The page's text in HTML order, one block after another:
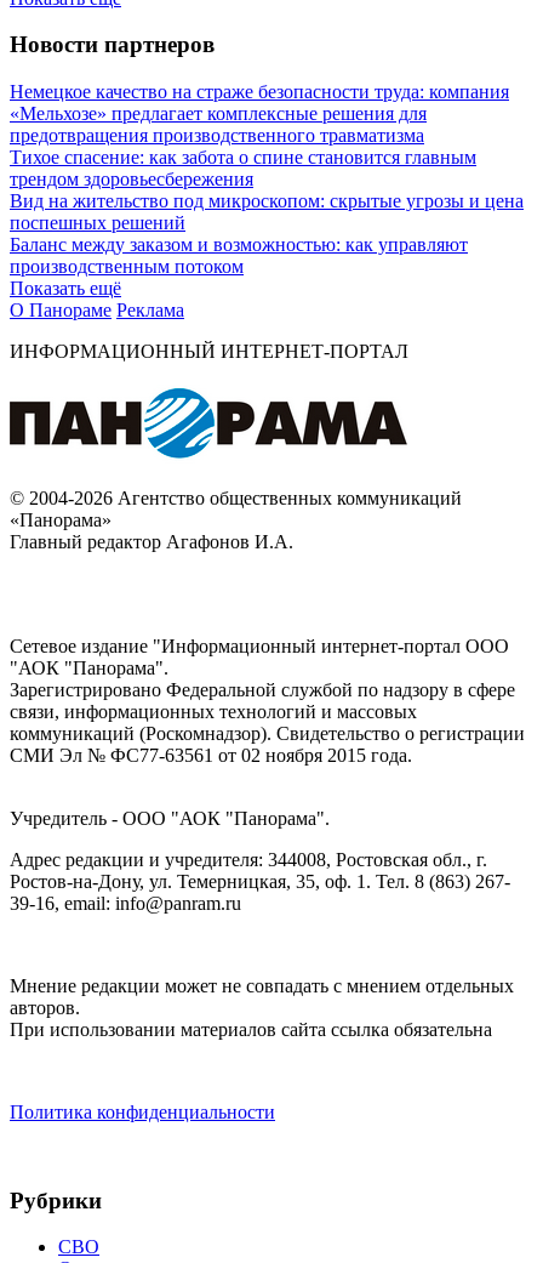
Новости партнеров
Немецкое качество на страже безопасности труда: компания
«Мельхозе» предлагает комплексные решения для
предотвращения производственного травматизма
Тихое спасение: как забота о спине становится главным
трендом здоровьесбережения
Вид на жительство под микроскопом: скрытые угрозы и цена
поспешных решений
Баланс между заказом и возможностью: как управляют
производственным потоком
Показать ещё
О Панораме Реклама
ИНФОРМАЦИОННЫЙ ИНТЕРНЕТ-ПОРТАЛ
© 2004-2026 Агентство общественных коммуникаций
«Панорама»
Главный редактор Агафонов И.А.
Сетевое издание "Информационный интернет-портал ООО
"АОК "Панорама".
Зарегистрировано Федеральной службой по надзору в сфере
связи, информационных технологий и массовых
коммуникаций (Роскомнадзор). Cвидетельство о регистрации
СМИ Эл № ФС77-63561 от 02 ноября 2015 года.
Учредитель - ООО "АОК "Панорама".
Адрес редакции и учредителя: 344008, Ростовская обл., г.
Ростов-на-Дону, ул. Темерницкая, 35, оф. 1. Тел. 8 (863) 267-
39-16, email: info@panram.ru
Мнение редакции может не совпадать с мнением отдельных
авторов.
При использовании материалов сайта ссылка обязательна
Политика конфиденциальности
Рубрики
СВО